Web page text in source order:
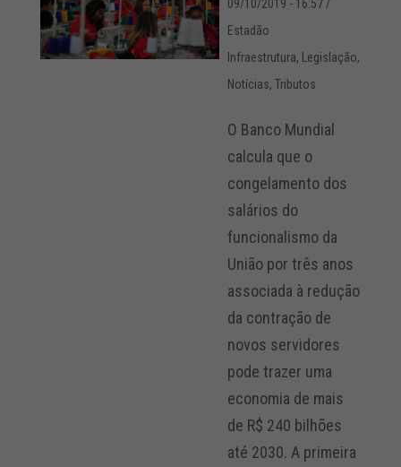
09/10/2019 - 16:57/
Estadão
Infraestrutura, Legislação,
Notícias, Tributos
O Banco Mundial
calcula que o
congelamento dos
salários do
funcionalismo da
União por três anos
associada à redução
da contração de
novos servidores
pode trazer uma
economia de mais
de R$ 240 bilhões
até 2030. A primeira